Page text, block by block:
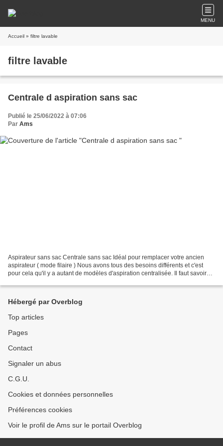
MENU
Accueil » filtre lavable
filtre lavable
Centrale d aspiration sans sac
Publié le 25/06/2022 à 07:06
Par Ams
Aspirateur sans sac Centrale sans sac Idéal pour remplacer votre ancien
aspirateur ( mode filaire ) Nous avons tous des besoins différents et c'est
pour cela qu'il y a autant de modèles d'aspiration centralisée. Il faut savoir
Hébergé par Overblog
Top articles
Pages
Contact
Signaler un abus
C.G.U.
Cookies et données personnelles
Préférences cookies
Voir le profil de Ams sur le portail Overblog